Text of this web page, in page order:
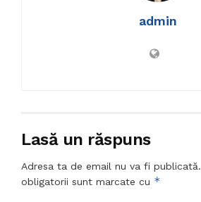
admin
Lasă un răspuns
Adresa ta de email nu va fi publicată.
obligatorii sunt marcate cu *